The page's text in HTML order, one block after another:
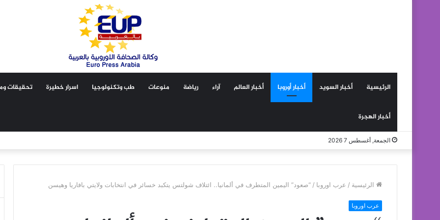
الرئيسية أخبار السويد أخبار أوروبا أخبار العالم آراء رياضة منوعات طب وتكنولوجيا اسرار خطيرة تحقيقات
أخبار الهجرة
الجمعة, أغسطس 7 2026
الرئيسية / عرب اوروبا / “صعود” اليمين المتطرف في ألمانيا.. ائتلاف شولتس يتكبد خسائر في انتخابات ولايتي بافاريا وهيسن
عرب اوروبا